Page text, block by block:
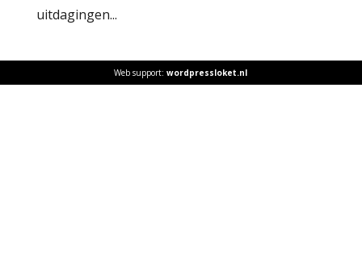
uitdagingen...
Web support:wordpressloket.nl